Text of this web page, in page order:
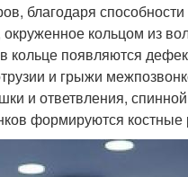
благодаря
кольцом из
кольце появляются
и грыжи
и ответвления,
формируются